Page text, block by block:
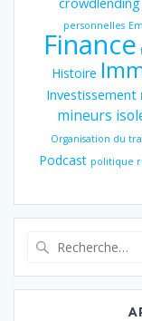
personnelles
Finance
Histoire
Investissement
mineurs
Organisation du
Podcast politique